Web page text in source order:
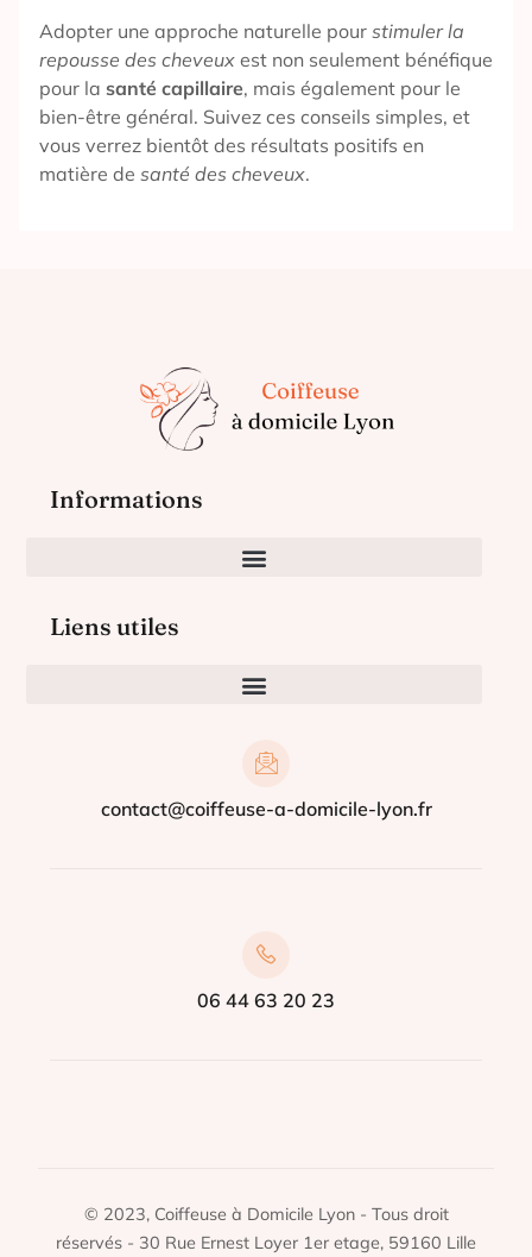
Adopter une approche naturelle pour stimuler la
repousse des cheveuxest non seulement bénéfique
pour la santé capillaire, mais également pour le
bien-être général. Suivez ces conseils simples, et
vous verrez bientôt des résultats positifs en
matière de santé des cheveux.
Informations
Liens utiles
contact@coiffeuse-a-domicile-lyon.fr
06 44 63 20 23
© 2023, Coiffeuse à Domicile Lyon - Tous droit
réservés - 30 Rue Ernest Loyer 1er etage, 59160 Lille